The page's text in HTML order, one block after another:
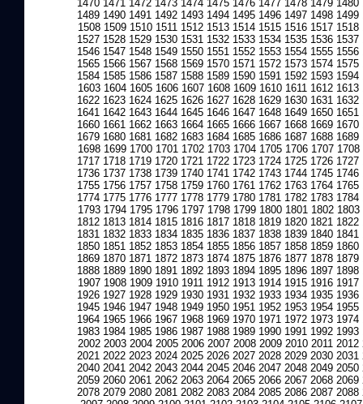
1470 1471 1472 1473 1474 1475 1476 1477 1478 1479 1480
1489 1490 1491 1492 1493 1494 1495 1496 1497 1498 1499
1508 1509 1510 1511 1512 1513 1514 1515 1516 1517 1518
1527 1528 1529 1530 1531 1532 1533 1534 1535 1536 1537
1546 1547 1548 1549 1550 1551 1552 1553 1554 1555 1556
1565 1566 1567 1568 1569 1570 1571 1572 1573 1574 1575
1584 1585 1586 1587 1588 1589 1590 1591 1592 1593 1594
1603 1604 1605 1606 1607 1608 1609 1610 1611 1612 1613
1622 1623 1624 1625 1626 1627 1628 1629 1630 1631 1632
1641 1642 1643 1644 1645 1646 1647 1648 1649 1650 1651
1660 1661 1662 1663 1664 1665 1666 1667 1668 1669 1670
1679 1680 1681 1682 1683 1684 1685 1686 1687 1688 1689
1698 1699 1700 1701 1702 1703 1704 1705 1706 1707 1708
1717 1718 1719 1720 1721 1722 1723 1724 1725 1726 1727
1736 1737 1738 1739 1740 1741 1742 1743 1744 1745 1746
1755 1756 1757 1758 1759 1760 1761 1762 1763 1764 1765
1774 1775 1776 1777 1778 1779 1780 1781 1782 1783 1784
1793 1794 1795 1796 1797 1798 1799 1800 1801 1802 1803
1812 1813 1814 1815 1816 1817 1818 1819 1820 1821 1822
1831 1832 1833 1834 1835 1836 1837 1838 1839 1840 1841
1850 1851 1852 1853 1854 1855 1856 1857 1858 1859 1860
1869 1870 1871 1872 1873 1874 1875 1876 1877 1878 1879
1888 1889 1890 1891 1892 1893 1894 1895 1896 1897 1898
1907 1908 1909 1910 1911 1912 1913 1914 1915 1916 1917
1926 1927 1928 1929 1930 1931 1932 1933 1934 1935 1936
1945 1946 1947 1948 1949 1950 1951 1952 1953 1954 1955
1964 1965 1966 1967 1968 1969 1970 1971 1972 1973 1974
1983 1984 1985 1986 1987 1988 1989 1990 1991 1992 1993
2002 2003 2004 2005 2006 2007 2008 2009 2010 2011 2012
2021 2022 2023 2024 2025 2026 2027 2028 2029 2030 2031
2040 2041 2042 2043 2044 2045 2046 2047 2048 2049 2050
2059 2060 2061 2062 2063 2064 2065 2066 2067 2068 2069
2078 2079 2080 2081 2082 2083 2084 2085 2086 2087 2088